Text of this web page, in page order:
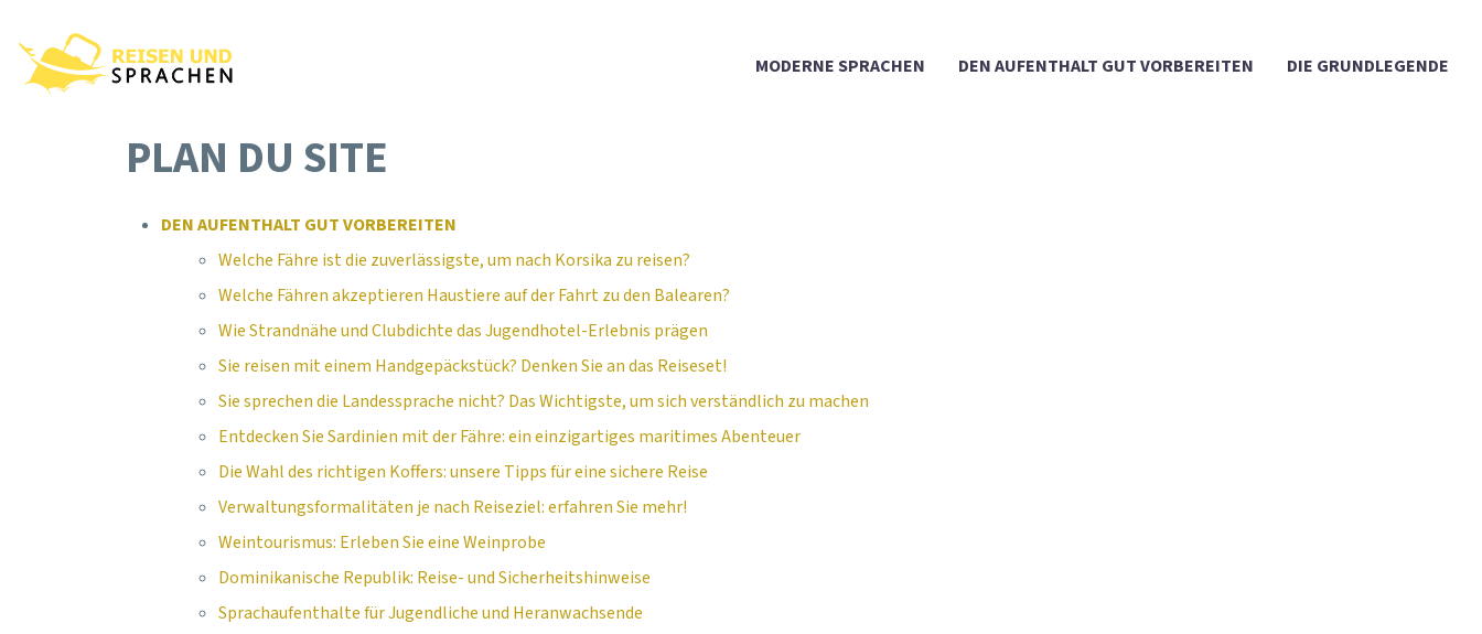
MODERNE SPRACHEN DEN AUFENTHALT GUT VORBEREITEN DIE GRUNDLEGENDE
PLAN DU SITE
DEN AUFENTHALT GUT VORBEREITEN
Welche Fähre ist die zuverlässigste, um nach Korsika zu reisen?
Welche Fähren akzeptieren Haustiere auf der Fahrt zu den Balearen?
Wie Strandnähe und Clubdichte das Jugendhotel-Erlebnis prägen
Sie reisen mit einem Handgepäckstück? Denken Sie an das Reiseset!
Sie sprechen die Landessprache nicht? Das Wichtigste, um sich verständlich zu machen
Entdecken Sie Sardinien mit der Fähre: ein einzigartiges maritimes Abenteuer
Die Wahl des richtigen Koffers: unsere Tipps für eine sichere Reise
Verwaltungsformalitäten je nach Reiseziel: erfahren Sie mehr!
Weintourismus: Erleben Sie eine Weinprobe
Dominikanische Republik: Reise- und Sicherheitshinweise
Sprachaufenthalte für Jugendliche und Heranwachsende